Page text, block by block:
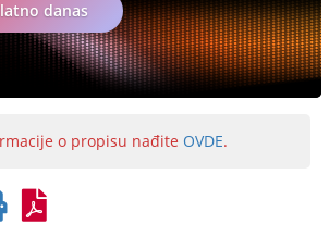
danas
o propisu nađite OVDE.